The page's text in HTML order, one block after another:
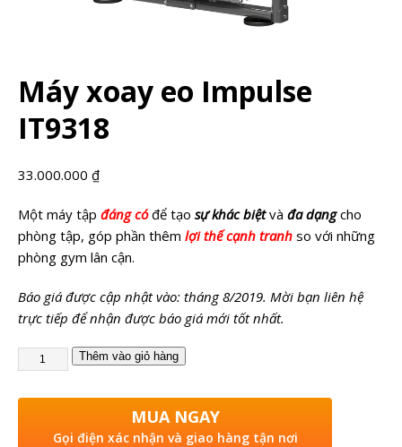
Máy xoay eo Impulse
IT9318
33.000.000 ₫
Một máy tập đáng có để tạo sự khác biệtvà đa dạng cho
phòng tập, góp phần thêm lợi thế cạnh tranh so với những
phòng gym lân cận.
Báo giá được cập nhật vào: tháng 8/2019. Mời bạn liên hệ
trực tiếp để nhận được báo giá mới tốt nhất.
Thêm vào giỏ hàng
MUA NGAY
Gọi điện xác nhận và giao hàng tận nơi